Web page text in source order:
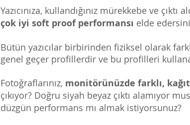
Yazıcınıza, kullandığınız mürekkebe ve çıktı
çok iyi soft proof performansı elde
Bütün yazıcılar birbirinden fiziksel olarak
genel geçer profillerdir ve bu profilleri
Fotoğraflarınız, monitörünüzde farklı,
çıkıyor? Doğru siyah beyaz çıktı alamıyor
düzgün performans mı almak istiyorsunuz?